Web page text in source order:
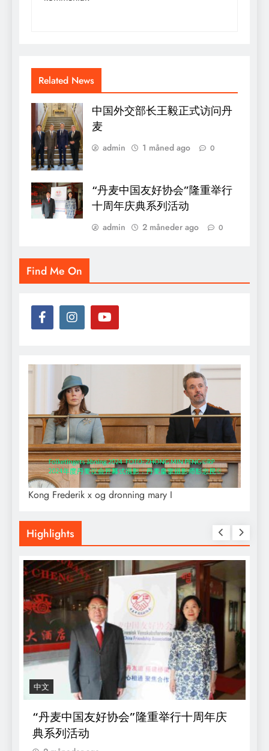
Related News
中国外交部长王毅正式访问丹
麦
admin 1 måned ago 0
“丹麦中国友好协会”隆重举行
十周年庆典系列活动
admin 2 måneder ago 0
Find Me On
Kong Frederik x og dronning mary I
Highlights
中文
“丹麦中国友好协会”隆重举行十周年庆
典系列活动